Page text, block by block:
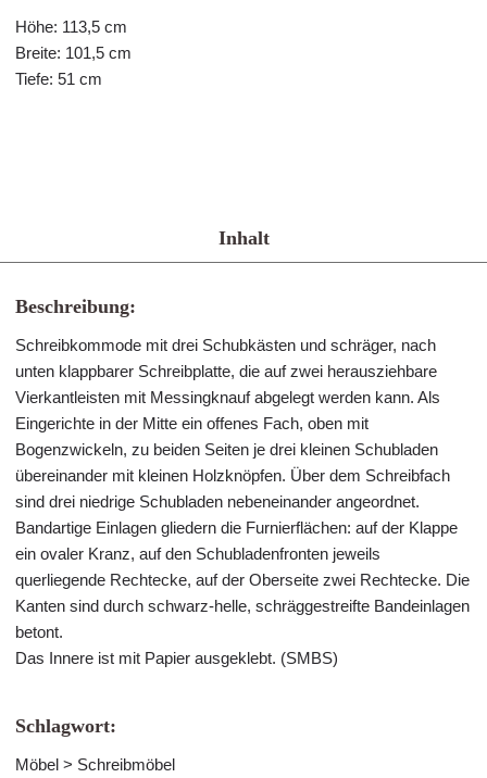
Höhe: 113,5 cm
Breite: 101,5 cm
Tiefe: 51 cm
Inhalt
Beschreibung:
Schreibkommode mit drei Schubkästen und schräger, nach
unten klappbarer Schreibplatte, die auf zwei herausziehbare
Vierkantleisten mit Messingknauf abgelegt werden kann. Als
Eingerichte in der Mitte ein offenes Fach, oben mit
Bogenzwickeln, zu beiden Seiten je drei kleinen Schubladen
übereinander mit kleinen Holzknöpfen. Über dem Schreibfach
sind drei niedrige Schubladen nebeneinander angeordnet.
Bandartige Einlagen gliedern die Furnierflächen: auf der Klappe
ein ovaler Kranz, auf den Schubladenfronten jeweils
querliegende Rechtecke, auf der Oberseite zwei Rechtecke. Die
Kanten sind durch schwarz-helle, schräggestreifte Bandeinlagen
betont.
Das Innere ist mit Papier ausgeklebt. (SMBS)
Schlagwort:
Möbel > Schreibmöbel